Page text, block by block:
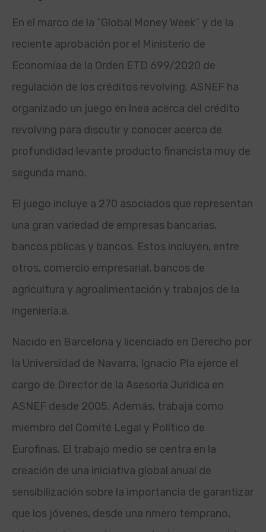
En el marco de la “Global Money Week” y de la
reciente aprobación por el Ministerio de
Economíaa de la Orden ETD 699/2020 de
regulación de los créditos revolving, ASNEF ha
organizado un juego en lnea acerca del crédito
revolving para discutir y conocer acerca de
profundidad levante producto financista muy de
segunda mano.
El juego incluye a 270 asociados que representan
una gran variedad de empresas bancarias,
bancos pblicas y bancos. Estos incluyen, entre
otros, comercio empresarial, bancos de
agricultura y agroalimentación y trabajos de la
ingeniería.a.
Nacido en Barcelona y licenciado en Derecho por
la Universidad de Navarra, Ignacio Pla ejerce el
cargo de Director de la Asesoría Jurídica en
ASNEF desde 2005. Además, trabaja como
miembro del Comité Legal y Político de
Eurofinas. El trabajo medio se centra en la
creación de una iniciativa global anual de
sensibilización sobre la importancia de garantizar
que los jóvenes, desde una nmero temprano,